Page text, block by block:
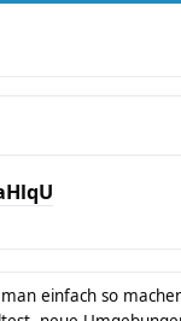
einfach so